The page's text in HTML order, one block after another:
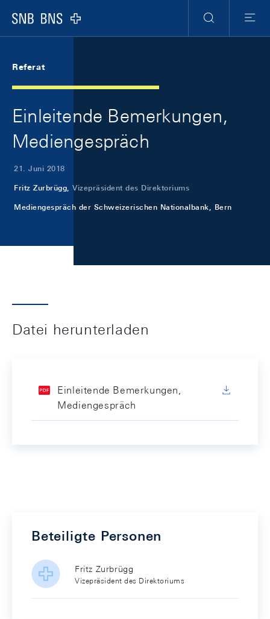
Logo
Suche
Menu
Referat
Einleitende Bemerkungen,
Mediengespräch
21. Juni 2018
Fritz Zurbrügg, Vizepräsident des Direktoriums
Mediengespräch der Schweizerischen Nationalbank, Bern
Datei herunterladen
Einleitende Bemerkungen,
Mediengespräch
Beteiligte Personen
Fritz Zurbrügg
Vizepräsident des Direktoriums